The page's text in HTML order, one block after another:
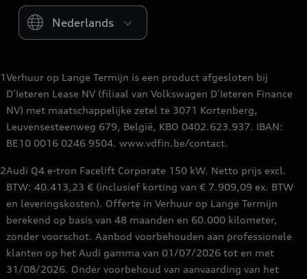
Audi Fleet services
Audi Insurance
Jobs
Checklist nieuwe Audi
Please select country
1Verhuur op Lange Termijn is een product afgesloten bij
D’Ieteren Lease NV (filiaal van Volkswagen D’Ieteren Finance
NV) met maatschappelijke zetel te 3071 Kortenberg,
Leuvensesteenweg 679, België, KBO 0402.623.937. IBAN:
BE10 0016 0246 9504. www.vdfin.be/contact.
2Audi Q4 e-tron Facelift Corporate 150 kW. Netto prijs excl.
BTW: 40.413,23 € (inclusief korting van € 7.909,09 ex. BTW
en leveringskosten). Offerte in Verhuur op Lange Termijn
berekend op basis van 48 maanden en 60.000 kilometer,
zonder voorschot. Aanbod voorbehouden aan professionele
klanten op het Audi gamma van 01/07/2026 tot en met
31/08/2026. Onder voorbehoud van aanvaarding van het